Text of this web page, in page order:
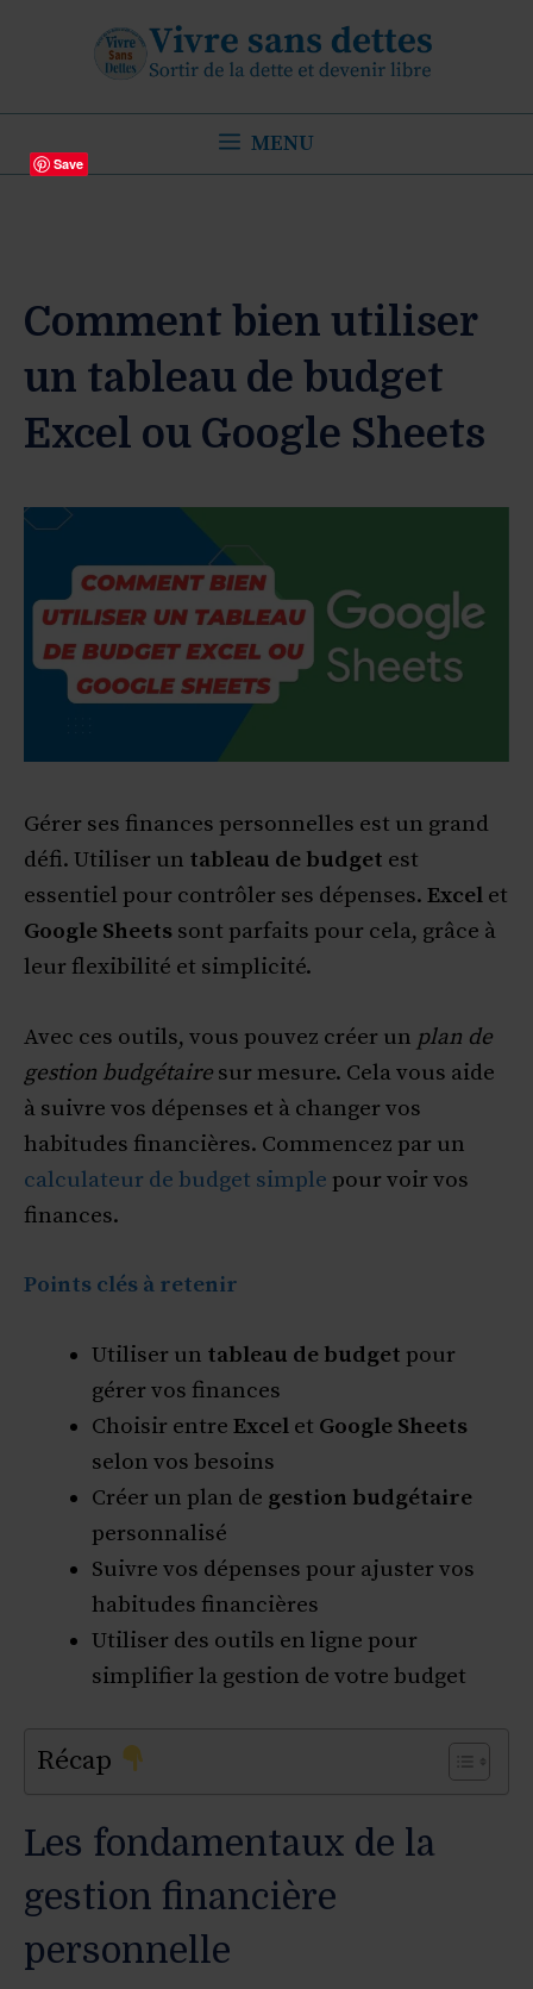
MENU
Comment bien utiliser
un tableau de budget
Excel ou Google Sheets
Gérer ses finances personnelles est un grand
défi. Utiliser un tableau de budget est
essentiel pour contrôler ses dépenses. Excel et
Google Sheets sont parfaits pour cela, grâce à
leur flexibilité et simplicité.
Avec ces outils, vous pouvez créer un plan de
gestion budgétaire sur mesure. Cela vous aide
à suivre vos dépenses et à changer vos
habitudes financières. Commencez par un
calculateur de budget simple pour voir vos
finances.
Points clés à retenir
Utiliser un tableau de budget pour
gérer vos finances
Choisir entre Excel et Google Sheets
selon vos besoins
Créer un plan de gestion budgétaire
personnalisé
Suivre vos dépenses pour ajuster vos
habitudes financières
Utiliser des outils en ligne pour
simplifier la gestion de votre budget
Récap
Les fondamentaux de la
gestion financière
personnelle
Save